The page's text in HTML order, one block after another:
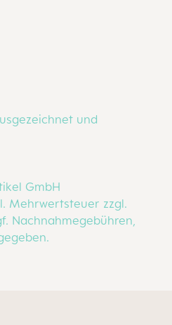
GmbH
Mehrwertsteuer zzgl.
Nachnahmegebühren,
und